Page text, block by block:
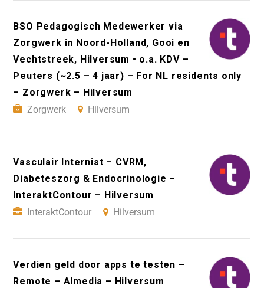
BSO Pedagogisch Medewerker via
Zorgwerk in Noord-Holland, Gooi en
Vechtstreek, Hilversum • o.a. KDV –
Peuters (~2.5 – 4 jaar) – For NL residents only
– Zorgwerk – Hilversum
Zorgwerk
Hilversum
Vasculair Internist – CVRM,
Diabeteszorg & Endocrinologie –
InteraktContour – Hilversum
InteraktContour
Hilversum
Verdien geld door apps te testen –
Remote – Almedia – Hilversum